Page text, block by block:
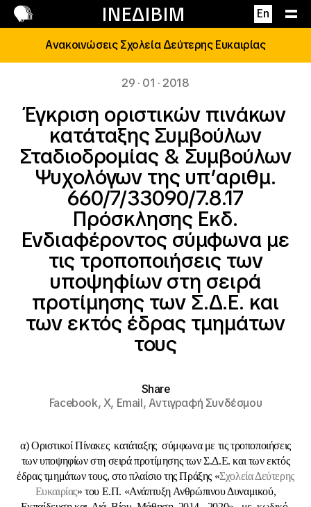
ΙΝΕΔΙΒΙΜ En
Επικοινωνία
Ανακοινώσεις Σχολεία Δεύτερης Ευκαιρίας
29 · 01 · 2018
Έγκριση οριστικών πινάκων
κατάταξης Συμβούλων
Σταδιοδρομίας & Συμβούλων
Ψυχολόγων της υπ’αριθμ.
660/7/33090/7.8.17
Πρόσκλησης Εκδ.
Ενδιαφέροντος σύμφωνα με
τις τροποποιήσεις των
υποψηφίων στη σειρά
προτίμησης των Σ.Δ.Ε. και
των εκτός έδρας τμημάτων
τους
Share
Facebook,X, Email,Αντιγραφή Συνδέσμου
α) Οριστικοί Πίνακες κατάταξης σύμφωνα με τις τροποποιήσεις
των υποψηφίων στη σειρά προτίμησης των Σ.Δ.Ε. και των εκτός
έδρας τμημάτων τους, στο πλαίσιο της Πράξης «Σχολεία Δεύτερης
Ευκαιρίας» του Ε.Π. «Ανάπτυξη Ανθρώπινου Δυναμικού,